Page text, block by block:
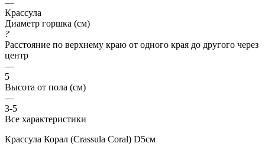
Крассула
Диаметр горшка (см)
?
Расстояние по верхнему краю от одного края до другого через
центр
—
5
Высота от пола (см)
—
3-5
Все характеристики
Крассула Корал (Crassula Coral) D5см